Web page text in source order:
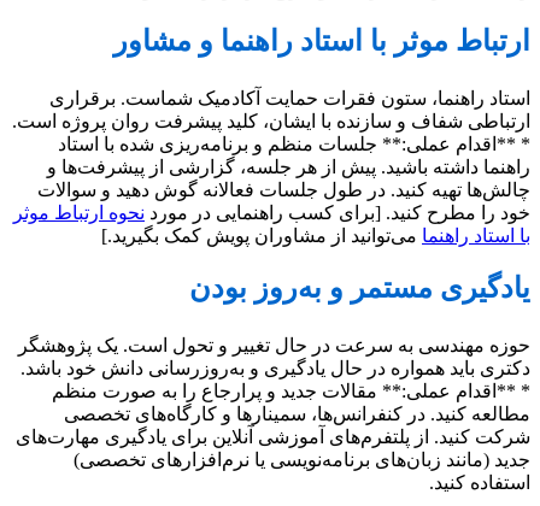
ارتباط موثر با استاد راهنما و مشاور
استاد راهنما، ستون فقرات حمایت آکادمیک شماست. برقراری
ارتباطی شفاف و سازنده با ایشان، کلید پیشرفت روان پروژه است.
* **اقدام عملی:** جلسات منظم و برنامه‌ریزی شده با استاد
راهنما داشته باشید. پیش از هر جلسه، گزارشی از پیشرفت‌ها و
چالش‌ها تهیه کنید. در طول جلسات فعالانه گوش دهید و سوالات
خود را مطرح کنید. [برای کسب راهنمایی در مورد نحوه ارتباط موثر
با استاد راهنما می‌توانید از مشاوران پویش کمک بگیرید.]
یادگیری مستمر و به‌روز بودن
حوزه مهندسی به سرعت در حال تغییر و تحول است. یک پژوهشگر
دکتری باید همواره در حال یادگیری و به‌روزرسانی دانش خود باشد.
* **اقدام عملی:** مقالات جدید و پرارجاع را به صورت منظم
مطالعه کنید. در کنفرانس‌ها، سمینارها و کارگاه‌های تخصصی
شرکت کنید. از پلتفرم‌های آموزشی آنلاین برای یادگیری مهارت‌های
جدید (مانند زبان‌های برنامه‌نویسی یا نرم‌افزارهای تخصصی)
استفاده کنید.